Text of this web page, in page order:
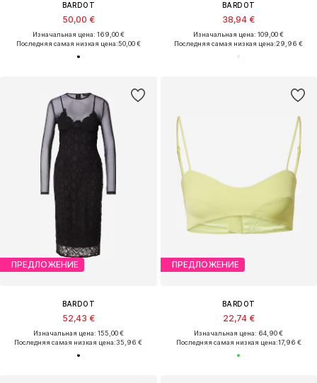
BARDOT
50,00 €
Изначальная цена: 169,00 €
Последняя самая низкая цена:50,00 €
BARDOT
38,94 €
Изначальная цена: 109,00 €
Последняя самая низкая цена:29,96 €
ПРЕДЛОЖЕНИЕ
BARDOT
52,43 €
Изначальная цена: 155,00 €
Последняя самая низкая цена:35,96 €
ПРЕДЛОЖЕНИЕ
BARDOT
22,74 €
Изначальная цена: 64,90 €
Последняя самая низкая цена:17,96 €